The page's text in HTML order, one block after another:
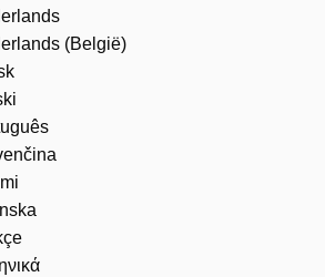
(België)